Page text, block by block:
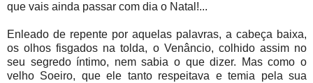
que vais ainda passar com dia o Natal!...
Enleado de repente por aquelas palavras, a cabeça baixa,
os olhos fisgados na tolda, o Venâncio, colhido assim no
seu segredo íntimo, nem sabia o que dizer. Mas como o
velho Soeiro, que ele tanto respeitava e temia pela sua